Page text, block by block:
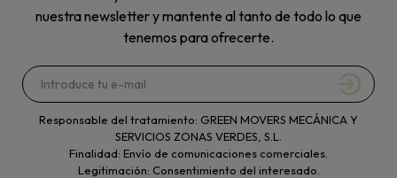
nuestra newsletter y mantente al tanto de todo lo que
tenemos para ofrecerte.
Responsable del tratamiento: GREEN MOVERS MECÁNICA Y
SERVICIOS ZONAS VERDES, S.L.
Finalidad: Envío de comunicaciones comerciales.
Legitimación: Consentimiento del interesado.